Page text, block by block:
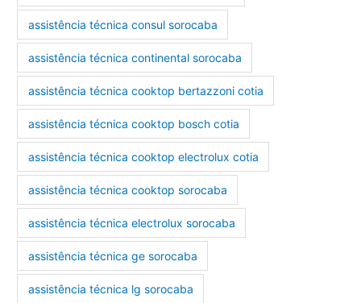
assistência técnica consul sorocaba
assistência técnica continental sorocaba
assistência técnica cooktop bertazzoni cotia
assistência técnica cooktop bosch cotia
assistência técnica cooktop electrolux cotia
assistência técnica cooktop sorocaba
assistência técnica electrolux sorocaba
assistência técnica ge sorocaba
assistência técnica lg sorocaba